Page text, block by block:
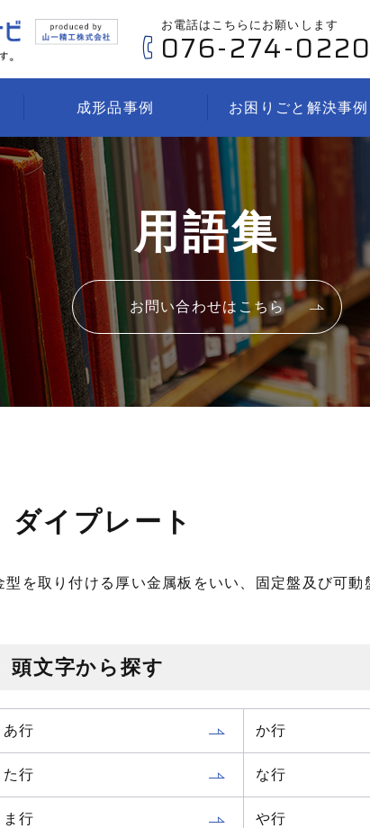
お電話はこちらにお願いします
076-274-0220
成形品事例 お困りごと解決事例
用語集
お問い合わせはこちら
ダイプレート
型を取り付ける厚い金属板をいい、固定盤及び可動
頭文字から探す
あ行 か行
た行 な行
ま行 や行